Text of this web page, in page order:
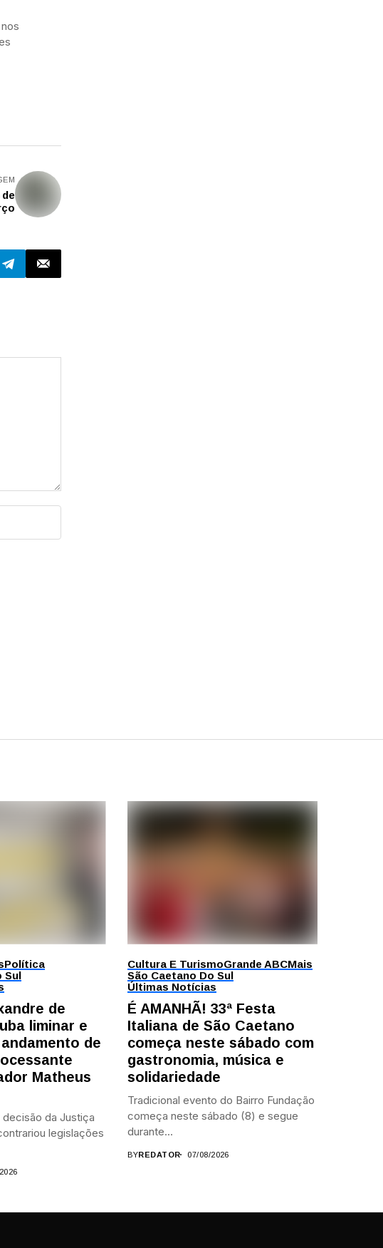
Política
Sul
de
liminar e
de
Matheus
da Justiça
legislações
Cultura E TurismoGrande ABCMais
São Caetano Do Sul
Últimas Notícias
É AMANHÃ! 33ª Festa
Italiana de São Caetano
começa neste sábado com
gastronomia, música e
solidariedade
Tradicional evento do Bairro Fundação
começa neste sábado (8) e segue
durante...
BYREDATOR 07/08/2026